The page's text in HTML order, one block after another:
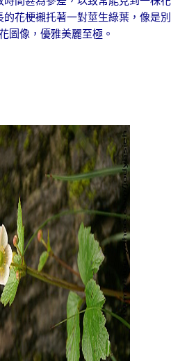
花梗襯托著一對莖生綠葉，像是別
圖像，優雅美麗至極。